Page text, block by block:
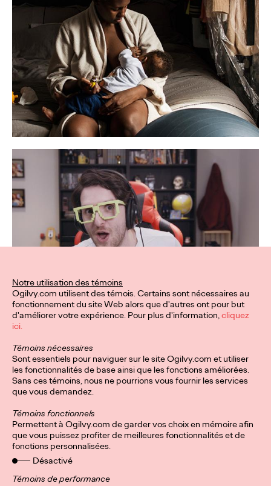
Notre utilisation des témoins
Ogilvy.com utilisent des témois. Certains sont nécessaires au
fonctionnement du site Web alors que d'autres ont pour but
d'améliorer votre expérience. Pour plus d'information,cliquez
ici.
Témoins nécessaires
Sont essentiels pour naviguer sur le site Ogilvy.com et utiliser
les fonctionnalités de base ainsi que les fonctions améliorées.
Sans ces témoins, nous ne pourrions vous fournir les services
que vous demandez.
Témoins fonctionnels
Permettent à Ogilvy.com de garder vos choix en mémoire afin
que vous puissez profiter de meilleures fonctionnalités et de
fonctions personnalisées.
Désactivé
Témoins de performance